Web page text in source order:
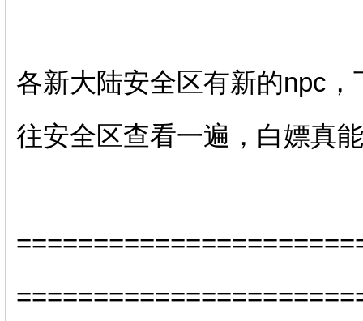
各新大陆安全区有新的npc
往安全区查看一遍，白嫖真